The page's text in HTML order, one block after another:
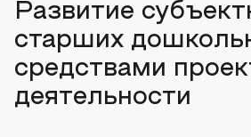
Развитие
старших
средствами
деятельности